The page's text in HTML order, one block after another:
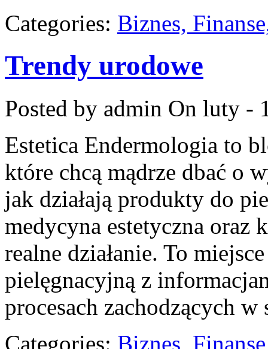
Categories: Biznes,
Trendy urodowe
Posted by admin On luty -
Estetica Endermologia to
które chcą mądrze dbać o
jak działają produkty do
medycyna estetyczna oraz
realne działanie. To
pielęgnacyjną z
procesach zachodzących w
Categories: Biznes,